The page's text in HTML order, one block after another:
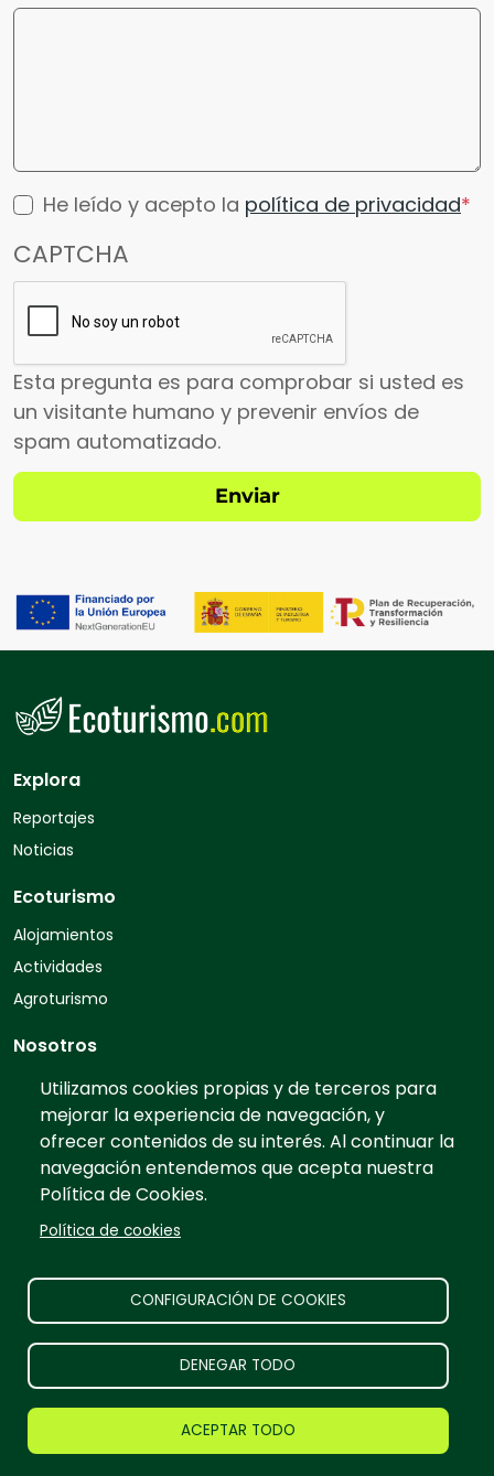
He leído y acepto la política de privacidad
CAPTCHA
Esta pregunta es para comprobar si usted es
un visitante humano y prevenir envíos de
spam automatizado.
Utilizamos cookies propias y de terceros para
mejorar la experiencia de navegación, y
ofrecer contenidos de su interés. Al continuar la
navegación entendemos que acepta nuestra
Política de Cookies.
Política de cookies
CONFIGURACIÓN DE COOKIES
DENEGAR TODO
ACEPTAR TODO
Explora
Reportajes
Noticias
Ecoturismo
Alojamientos
Actividades
Agroturismo
Nosotros
Quiénes somos
Contacto
Preguntas frecuentes
Tarifas
Información
Aviso legal
TurismoRural Internet S.L. |2026 Todos los derechos
reservados